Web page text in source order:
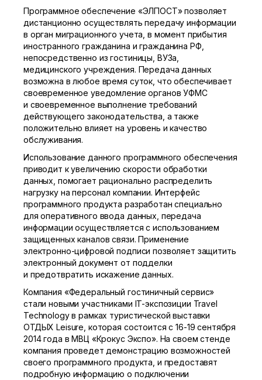
Программное обеспечение «ЭЛПОСТ» позволяет
дистанционно осуществлять передачу информации
в орган миграционного учета, в момент прибытия
иностранного гражданина и гражданина РФ,
непосредственно из гостиницы, ВУЗа,
медицинского учреждения. Передача данных
возможна в любое время суток, что обеспечивает
своевременное уведомление органов УФМС
и своевременное выполнение требований
действующего законодательства, а также
положительно влияет на уровень и качество
обслуживания.
Использование данного программного обеспечения
приводит к увеличению скорости обработки
данных, помогает рационально распределить
нагрузку на персонал компании. Интерфейс
программного продукта разработан специально
для оперативного ввода данных, передача
информации осуществляется с использованием
защищенных каналов связи. Применение
электронно-цифровой подписи позволяет защитить
электронный документ от подделки
и предотвратить искажение данных.
Компания «Федеральный гостиничный сервис»
стали новыми участниками IT-экспозиции Travel
Technology в рамках туристической выставки
ОТДЫХ Leisure, которая состоится с16-19 сентября
2014 года в МВЦ «Крокус Экспо». На своем стенде
компания проведет демонстрацию возможностей
своего программного продукта, и предоставят
подробную информацию о подключении